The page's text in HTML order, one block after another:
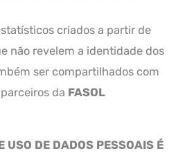
criados a partir de
não revelem a identidade dos
ser compartilhados com
da FASOL
USO DE DADOS PESSOAIS É